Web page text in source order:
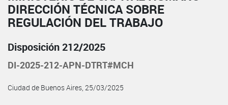
DIRECCIÓN TÉCNICA SOBRE
REGULACIÓN DEL TRABAJO
Disposición 212/2025
DI-2025-212-APN-DTRT#MCH
Ciudad de Buenos Aires, 25/03/2025